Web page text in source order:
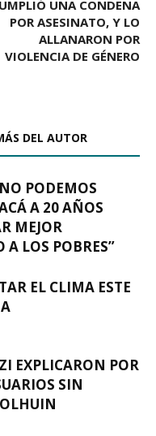
UNA CONDENA
POR ASESINATO, Y LO
ALLANARON POR
VIOLENCIA DE GÉNERO
DEL AUTOR
PODEMOS
A 20 AÑOS
MEJOR
A LOS POBRES”
EL CLIMA ESTE
EXPLICARON POR
SIN